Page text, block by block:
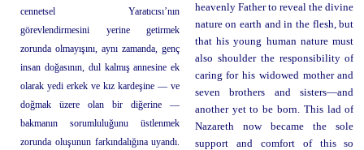
cennetsel Yaratıcısı’nın
görevlendirmesini yerine getirmek
zorunda olmayışını, aynı zamanda, genç
insan doğasının, dul kalmış annesine ek
olarak yedi erkek ve kız kardeşine — ve
doğmak üzere olan bir diğerine —
bakmanın sorumluluğunu üstlenmek
zorunda oluşunun farkındalığına uyandı.
heavenly Father to reveal the divine
nature on earth and in the flesh, but
that his young human nature must
also shoulder the responsibility of
caring for his widowed mother and
seven brothers and sisters—and
another yet to be born. This lad of
Nazareth now became the sole
support and comfort of this so